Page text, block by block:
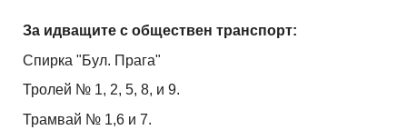
За идващите с обществен транспорт:
Спирка "Бул. Прага"
Тролей № 1, 2, 5, 8, и 9.
Трамвай № 1,6 и 7.